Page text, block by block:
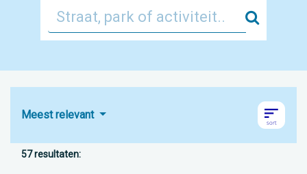
Zoek
Meest relevant
57 resultaten: